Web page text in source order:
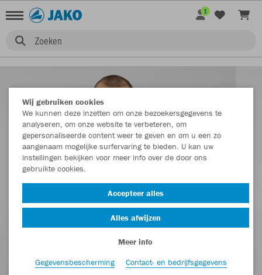
Zoeken
1
Wij gebruiken cookies
We kunnen deze inzetten om onze bezoekersgegevens te
analyseren, om onze website te verbeteren, om
gepersonaliseerde content weer te geven en om u een zo
aangenaam mogelijke surfervaring te bieden. U kan uw
instellingen bekijken voor meer info over de door ons
gebruikte cookies.
Accepteer alles
Alles afwijzen
Meer info
Gegevensbescherming
Contact- en bedrijfsgegevens